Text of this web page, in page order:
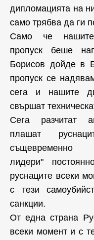
дипломацията на
само трябва да ги
Само че
пропуск беше
Борисов дойде в
пропуск се
сега и нашите
свършат
Сега разчитат
плашат
същевременно
лидери"
руснаците всеки
с тези
санкции.
От една страна
всеки момент и с